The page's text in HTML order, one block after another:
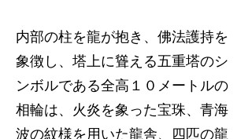
内部の柱を龍が抱き、佛法護持を
象徴し、塔上に聳える五重塔のシ
ンボルである全高１０メートルの
相輪は、火炎を象った宝珠、青海
波の紋様を用いた龍舎、四匹の龍